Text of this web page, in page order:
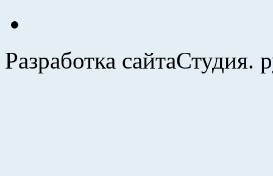
Разработка сайтаСтудия.